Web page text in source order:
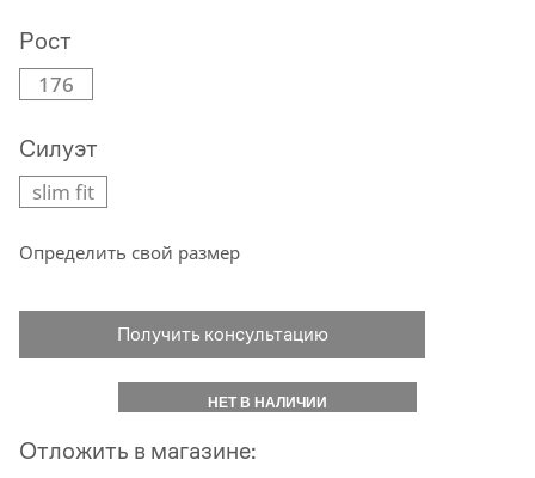
Рост
176
Силуэт
slim fit
Определить свой размер
Получить консультацию
НЕТ В НАЛИЧИИ
Отложить в магазине: